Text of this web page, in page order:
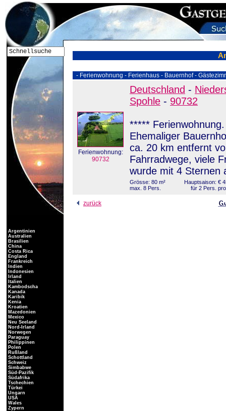
- Ferienwohnung - Ferienhaus - Bauernhof -
Ferienwohnung:
90732
Deutschland -
Spohle - 90732
*****
Ehemaliger
ca. 20 km entfernt
Fahrradwege, viele
wurde mit 4 Sternen
Grösse: 80 m²
max. 8 Pers.
Hauptsaison: €
für 2 Pers.
zurück
Argentinien
Australien
Brasilien
China
Costa Rica
England
Frankreich
Indien
Indonesien
Irland
Italien
Kambodscha
Kanada
Karibik
Kenia
Kroatien
Mazedonien
Mexico
Neu Seeland
Nord-Irland
Norwegen
Paraguay
Philippinen
Polen
Rußland
Schottland
Schweiz
Simbabwe
Süd-Pazifik
Südafrika
Tschechien
Türkei
Ungarn
USA
Wales
Zypern